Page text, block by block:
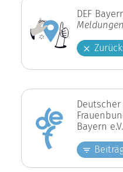
DEF
Bayern e.V.